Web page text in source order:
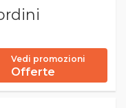
Vedi promozioni
Offerte